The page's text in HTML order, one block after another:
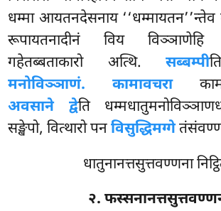
धम्मा आयतनदेसनाय
रूपायतनादीनं विय विञ्ञाणेहि
गहेतब्बताकारो अत्थि.सब्बम्पी
मनोविञ्ञाणं. कामावचरा
अवसाने द्वेति
सङ्खेपो, वित्थारो पनविसुद्धिमग्गे
धातुनानत्तसुत्तवण्णना
२.